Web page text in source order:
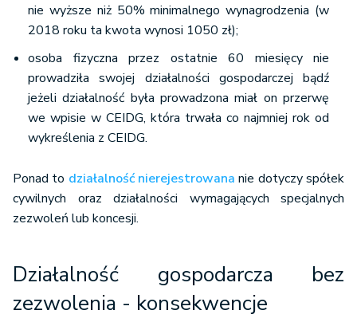
nie wyższe niż 50% minimalnego wynagrodzenia (w
2018 roku ta kwota wynosi 1050 zł);
osoba fizyczna przez ostatnie 60 miesięcy nie
prowadziła swojej działalności gospodarczej bądź
jeżeli działalność była prowadzona miał on przerwę
we wpisie w CEIDG, która trwała co najmniej rok od
wykreślenia z CEIDG.
Ponad to działalność nierejestrowana nie dotyczy spółek
cywilnych oraz działalności wymagających specjalnych
zezwoleń lub koncesji.
Działalność gospodarcza bez
zezwolenia - konsekwencje